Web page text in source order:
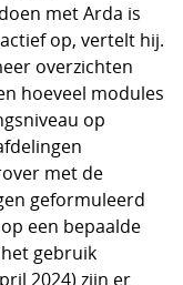
met Arda is
op, vertelt hij.
overzichten
hoeveel modules
op
met de
geformuleerd
een bepaalde
gebruik
2024) zijn er